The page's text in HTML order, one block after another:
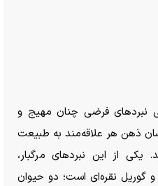
نبرد‌های فرضی چنان مهیج و
ذهن هر علاقه‌مند به طبیعت
از این نبرد‌های مرگبار،
و گوریل نقره‌ای است؛ دو حیوان